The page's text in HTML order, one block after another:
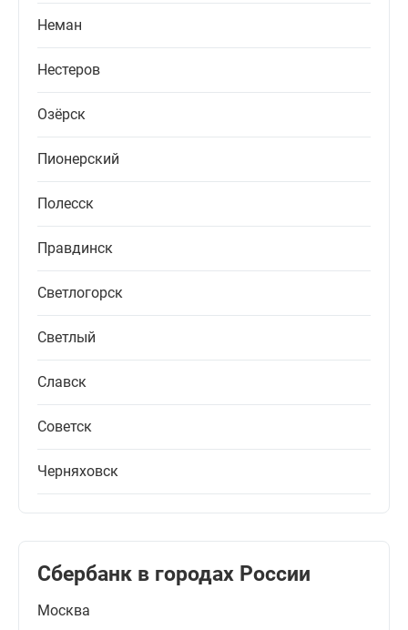
Неман
Нестеров
Озёрск
Пионерский
Полесск
Правдинск
Светлогорск
Светлый
Славск
Советск
Черняховск
Сбербанк в городах России
Москва